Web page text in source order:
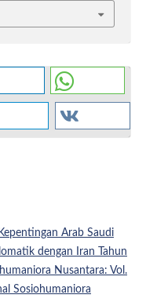
Kepentingan Arab Saudi
dengan Iran Tahun
Nusantara: Vol.
Sosiohumaniora